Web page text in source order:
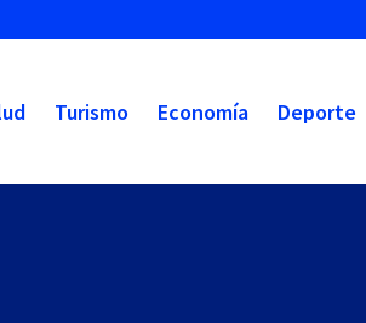
Turismo Economía Deporte